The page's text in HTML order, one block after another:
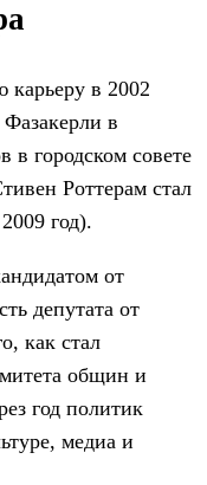
карьеру в 2002
в
в городском совете
Роттерам стал
год).
от
депутата от
как стал
общин и
год политик
медиа и